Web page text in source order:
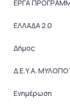
ΕΡΓΑ
ΕΛΛΑΔΑ 2.0
Δήμος
Δ.Ε.Υ.Α.
Ενημέρωση